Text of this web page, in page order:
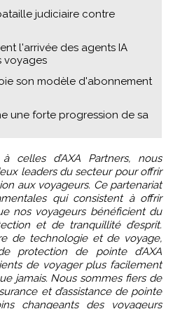
judiciaire contre
l'arrivée des agents IA
voyages
son modèle d'abonnement
une forte progression de sa
leaders du secteur pour offrir
aux voyageurs. Ce partenariat
qui consistent à offrir
nos voyageurs bénéficient du
et de tranquillité d’esprit.
de technologie et de voyage,
protection de pointe d’AXA
de voyager plus facilement
jamais. Nous sommes fiers de
et d’assistance de pointe
changeants des voyageurs